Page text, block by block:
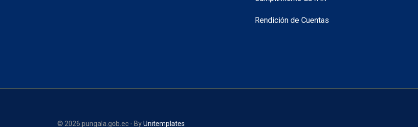
Rendición de Cuentas
© 2026 pungala.gob.ec - ByUnitemplates